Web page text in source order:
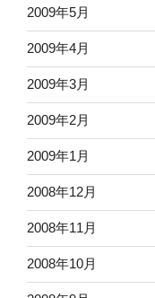
2009年5月
2009年4月
2009年3月
2009年2月
2009年1月
2008年12月
2008年11月
2008年10月